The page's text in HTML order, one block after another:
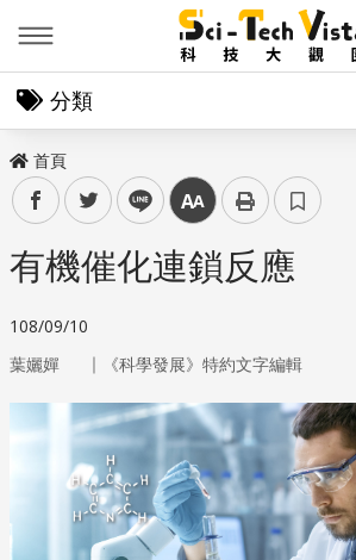
分類
首頁
facebooktwitter line 中
有機催化連鎖反應
108/09/10
葉孋嬋 ｜ 《科學發展》特約文字編輯